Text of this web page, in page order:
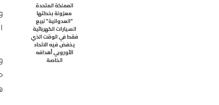
المملكة المتحدة
معزولة بخطتها
“العدوانية” لبيع
السيارات الكهربائية
فقط في الوقت الذي
يخفض فيه الاتحاد
الأوروبي أهدافه
الخاصة